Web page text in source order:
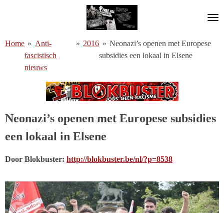
de
hoofdinhoud
Home » Anti-
fascistisch
nieuws
» 2016 » Neonazi’s openen met Europese
subsidies een lokaal in Elsene
Neonazi’s openen met Europese subsidies
een lokaal in Elsene
Door Blokbuster: http://blokbuster.be/nl/?p=8538